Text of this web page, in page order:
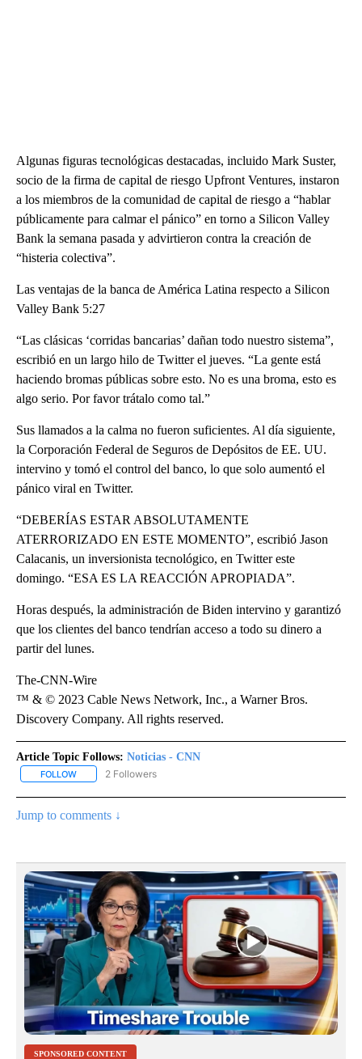
Algunas figuras tecnológicas destacadas, incluido Mark Suster,
socio de la firma de capital de riesgo Upfront Ventures, instaron
a los miembros de la comunidad de capital de riesgo a “hablar
públicamente para calmar el pánico” en torno a Silicon Valley
Bank la semana pasada y advirtieron contra la creación de
“histeria colectiva”.
Las ventajas de la banca de América Latina respecto a Silicon
Valley Bank 5:27
“Las clásicas ‘corridas bancarias’ dañan todo nuestro sistema”,
escribió en un largo hilo de Twitter el jueves. “La gente está
haciendo bromas públicas sobre esto. No es una broma, esto es
algo serio. Por favor trátalo como tal.”
Sus llamados a la calma no fueron suficientes. Al día siguiente,
la Corporación Federal de Seguros de Depósitos de EE. UU.
intervino y tomó el control del banco, lo que solo aumentó el
pánico viral en Twitter.
“DEBERÍAS ESTAR ABSOLUTAMENTE
ATERRORIZADO EN ESTE MOMENTO”, escribió Jason
Calacanis, un inversionista tecnológico, en Twitter este
domingo. “ESA ES LA REACCIÓN APROPIADA”.
Horas después, la administración de Biden intervino y garantizó
que los clientes del banco tendrían acceso a todo su dinero a
partir del lunes.
The-CNN-Wire
™ & © 2023 Cable News Network, Inc., a Warner Bros.
Discovery Company. All rights reserved.
Article Topic Follows: Noticias - CNN
FOLLOW FOLLOW "NOTICIAS - CNN" TO RECEIVE NOTIFICATIONS ABOUT
2 Followers
Jump to comments ↓
SPONSORED CONTENT